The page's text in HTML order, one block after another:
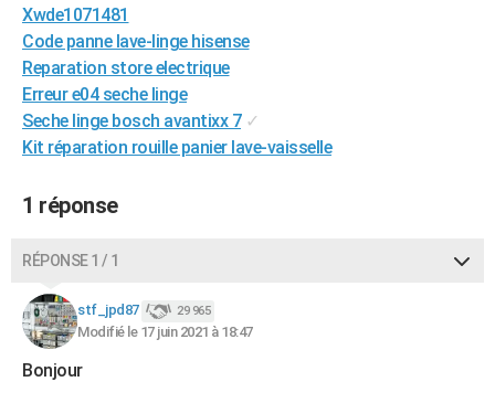
BONS PLANS
CARTE DE VOEUX
Carte de Noël
Carte Bonne année
Carte Saint-Valentin
Carte Pâques
Carte d'anniversaire
DICTIONNAIRE
COPAINS D'AVANT
S'inscrire
Se connecter
Lycées
Collèges
Primaires
Universités
Entreprises
Service militaire
Avis de recherche
AVIS DE DÉCÈS
FORUM
Bricolage
Lifestyle
Culture
Sport
Auto
Television
Voyage
Cinema
Xwde1071481
Code panne lave-linge hisense
Reparation store electrique
Erreur e04 seche linge
Seche linge bosch avantixx 7 ✓
Kit réparation rouille panier lave-vaisselle
1 réponse
RÉPONSE 1 / 1
stf_jpd87 29 965
Modifié le 17 juin 2021 à 18:47
Bonjour